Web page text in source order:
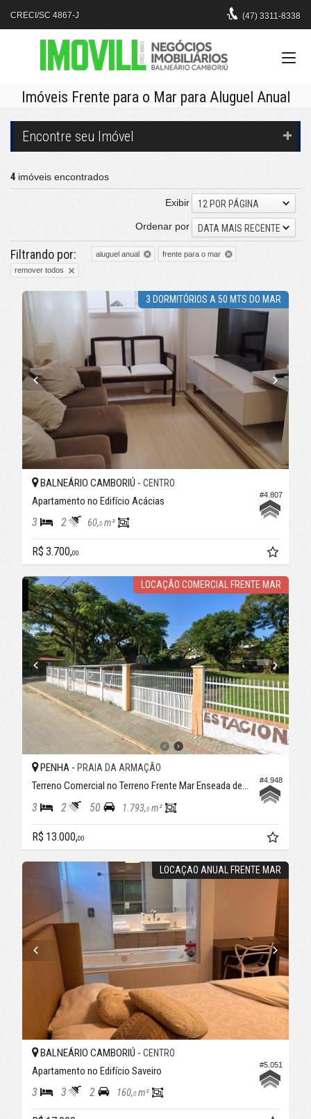
CRECI/SC 4867-J (47) 3311-8338
Imóveis Frente para o Mar para Aluguel Anual
Encontre seu Imóvel
4 imóveis encontrados
Exibir
12 POR PÁGINA
Ordenar por
DATA MAIS RECENTE
Filtrando por: aluguel anual
frente para o mar
remover todos
3 DORMITÓRIOS A 50 MTS DO MAR
#4.807
BALNEÁRIO CAMBORIÚ - CENTRO
Apartamento no Edifício Acácias
3 2 60,0m²
R$ 3.700,00
LOCAÇÃO COMERCIAL FRENTE MAR
#4.948
PENHA - PRAIA DA ARMAÇÃO
Terreno Comercial no Terreno Frente Mar Enseada de Itapocoroy
3 2 50 1.793,0 m²
R$ 13.000,00
LOCAÇAO ANUAL FRENTE MAR
#5.051
BALNEÁRIO CAMBORIÚ - CENTRO
Apartamento no Edifício Saveiro
3 3 2 160,0 m²